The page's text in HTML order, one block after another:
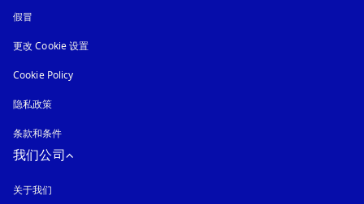
假冒
更改 Cookie 设置
Cookie Policy
隐私政策
条款和条件
我们公司
关于我们